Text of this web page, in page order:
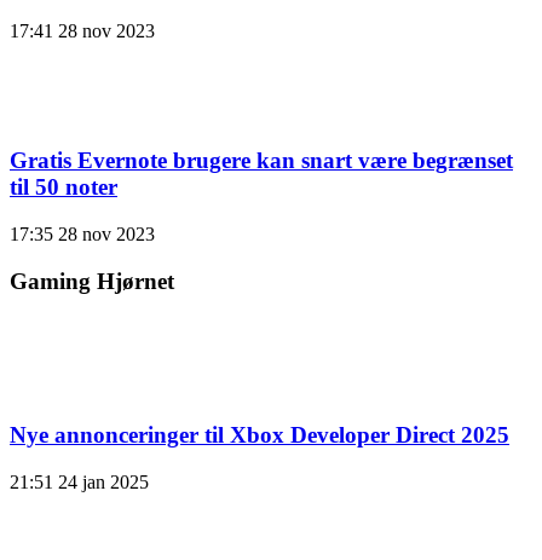
17:41 28 nov 2023
Gratis Evernote brugere kan snart være begrænset
til 50 noter
17:35 28 nov 2023
Gaming Hjørnet
Nye annonceringer til Xbox Developer Direct 2025
21:51 24 jan 2025